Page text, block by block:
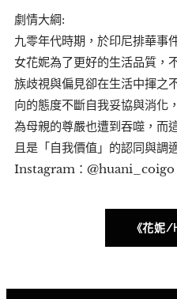
劇情大綱:
九零年代時期，於印尼排華事
女花妮為了更好的生活品質，
族歧視與偏見卻在生活中揮之
向的態度不斷自我妥協與消化
為母親的尊嚴也遭到吞噬，而
且是「自我價值」的認同與調
Instagram：@huani_coigo
《花妮/